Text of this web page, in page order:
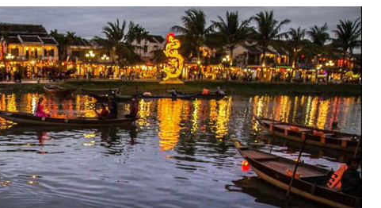
Travel đã tổ chức một chương trình tour
rất hài lòng và chất lượng tốt. Cám ơn
HDV Hoàng Trang đã rất tận tụy với mọi
người. Chị chăm sóc mọi người trong
đoàn như người thân của mình. Làm cho
cá nhân tôi và mọi người trong đoàn đều
có cảm giác ấm áp và an tâm, dù đang ở
một đất nước xa lạ. Khi đăng ký tour tôi
chỉ nghĩ đơn giản là du lịch và nghỉ ngơi.
Nhưng thực sự tôi lại nhận được rất
nhiều thứ kiến thức quý giá về văn hóa,
lịch sử và cuộc sống của người dân bản
Travel nhiều năm, qua
Malysia- Singapor, Hàn
Lan… và hôm nay sau tour
Âu thì gia đình tôi đã rất
được một công ty du lịch
Gia đình tôi rất cảm ơn
cùng những HDV tận tâm,
khó, ngại khổ đã chiều lòng
chăm sóc mọi người trong
đáo.
Trân trọng,